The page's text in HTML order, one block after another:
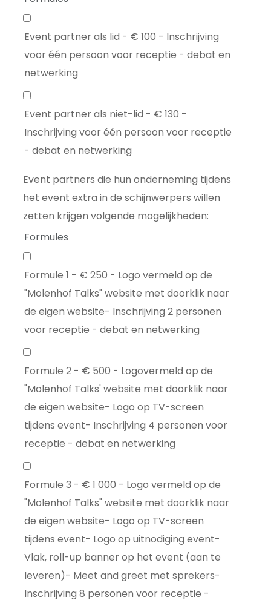
Event partner als lid - € 100 - Inschrijving
voor één persoon voor receptie - debat en
netwerking
Event partner als niet-lid - € 130 -
Inschrijving voor één persoon voor receptie
- debat en netwerking
Event partners die hun onderneming tijdens
het event extra in de schijnwerpers willen
zetten krijgen volgende mogelijkheden:
Formules
Formule 1 - € 250 - Logo vermeld op de
"Molenhof Talks" website met doorklik naar
de eigen website- Inschrijving 2 personen
voor receptie - debat en netwerking
Formule 2 - € 500 - Logovermeld op de
"Molenhof Talks' website met doorklik naar
de eigen website- Logo op TV-screen
tijdens event- Inschrijving 4 personen voor
receptie - debat en netwerking
Formule 3 - € 1 000 - Logo vermeld op de
"Molenhof Talks" website met doorklik naar
de eigen website- Logo op TV-screen
tijdens event- Logo op uitnodiging event-
Vlak, roll-up banner op het event (aan te
leveren)- Meet and greet met sprekers-
Inschrijving 8 personen voor receptie -